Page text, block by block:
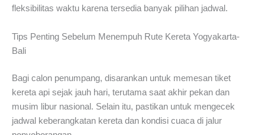
fleksibilitas waktu karena tersedia banyak pilihan jadwal.
Tips Penting Sebelum Menempuh Rute Kereta Yogyakarta-
Bali
Bagi calon penumpang, disarankan untuk memesan tiket
kereta api sejak jauh hari, terutama saat akhir pekan dan
musim libur nasional. Selain itu, pastikan untuk mengecek
jadwal keberangkatan kereta dan kondisi cuaca di jalur